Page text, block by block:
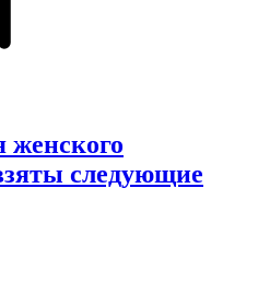
женского
следующие